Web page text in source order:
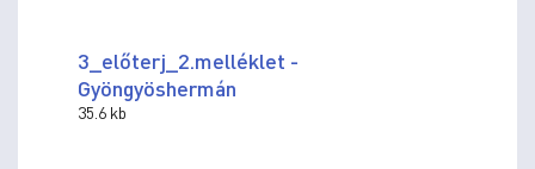
3_előterj_2.melléklet -
Gyöngyöshermán
35.6 kb